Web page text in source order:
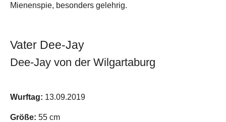
Mienenspie, besonders gelehrig.
Vater Dee-Jay
Dee-Jay von der Wilgartaburg
Wurftag: 13.09.2019
Größe: 55 cm